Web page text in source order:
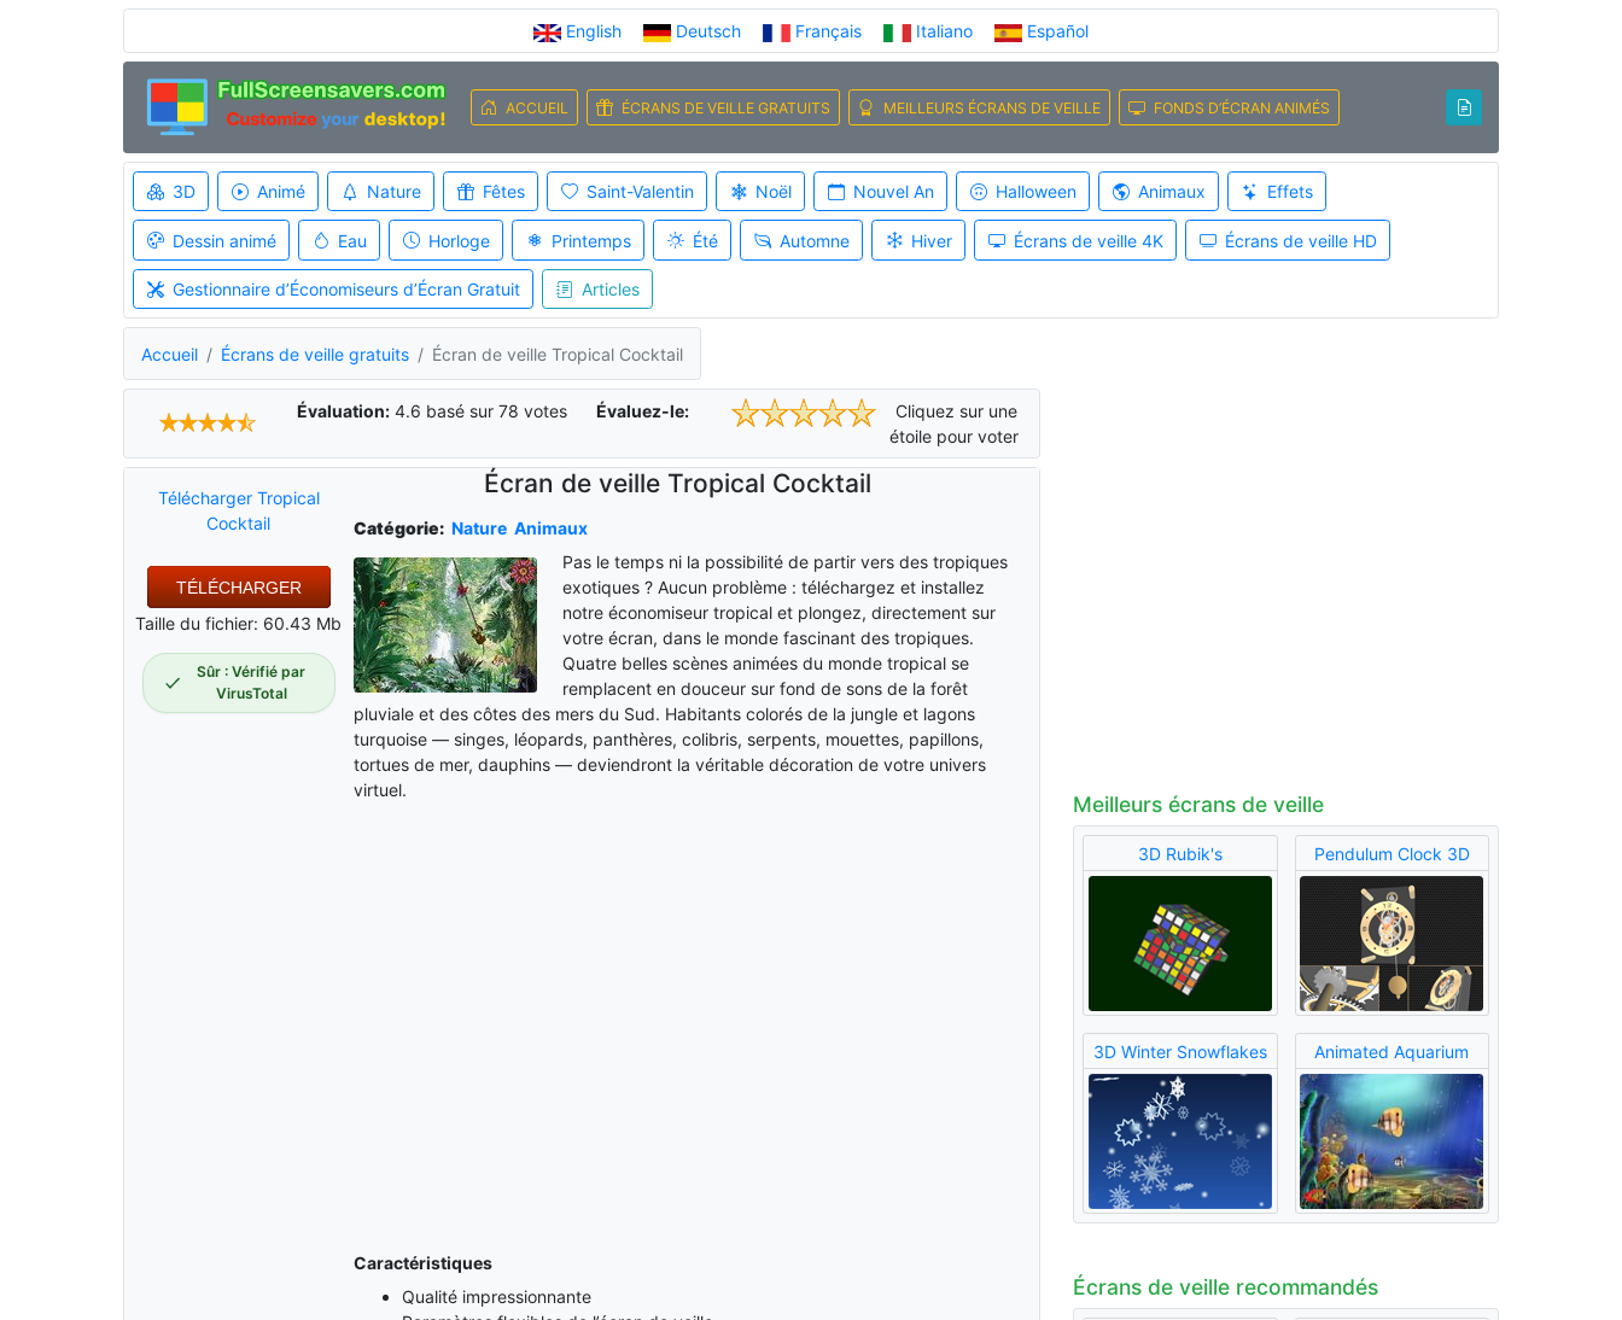
English Deutsch Français Italiano Español
ACCUEIL ÉCRANS DE VEILLE GRATUITS MEILLEURS ÉCRANS DE VEILLE FONDS D’ÉCRAN ANIMÉS
3D Animé Nature Fêtes Saint-Valentin Noël Nouvel An Halloween Animaux Effets
Dessin animé Eau Horloge Printemps Été Automne Hiver Écrans de veille 4K Écrans de veille HD
Gestionnaire d’Économiseurs d’Écran Gratuit Articles
Accueil Écrans de veille gratuits Écran de veille Tropical Cocktail
Évaluation: 4.6 basé sur 78 votes Évaluez-le:
Cliquez sur une
étoile pour voter
Télécharger Tropical
Cocktail
TÉLÉCHARGER
Taille du fichier: 60.43 Mb
Sûr : Vérifié par
VirusTotal
Écran de veille Tropical Cocktail
Catégorie: Nature Animaux
Pas le temps ni la possibilité de partir vers des tropiques
exotiques ? Aucun problème : téléchargez et installez
notre économiseur tropical et plongez, directement sur
votre écran, dans le monde fascinant des tropiques.
Quatre belles scènes animées du monde tropical se
remplacent en douceur sur fond de sons de la forêt
pluviale et des côtes des mers du Sud. Habitants colorés de la jungle et lagons
turquoise — singes, léopards, panthères, colibris, serpents, mouettes, papillons,
tortues de mer, dauphins — deviendront la véritable décoration de votre univers
virtuel.
Caractéristiques
Qualité impressionnante
Meilleurs écrans de veille
3D Rubik's Pendulum Clock 3D
3D Winter Snowflakes Animated Aquarium
Écrans de veille recommandés